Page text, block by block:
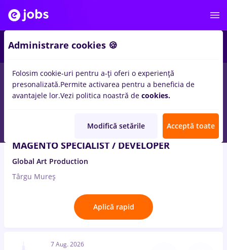
locuri de muncafront end, Part time
MAGENTO SPECIALIST / DEVELOPER
Global Art Production
Târgu Mureș
Aplică rapid
7 Aug. 2026
Administrare cookies 🍪
Folosim cookie-uri pentru a-ți oferi o experiență
presonalizată.Permite activarea pentru a beneficia de
avantajele lor.Vezi politica noastră de cookies.
Modifică setările Acceptă toate